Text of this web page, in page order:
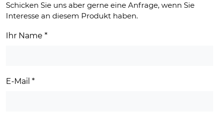
Schicken Sie uns aber gerne eine Anfrage, wenn Sie
Interesse an diesem Produkt haben.
Ihr Name *
E-Mail *